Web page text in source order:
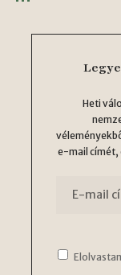
Heti
e-mail címét,